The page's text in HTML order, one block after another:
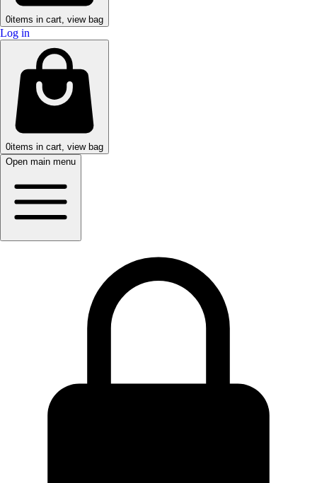
0items in cart, view bag
Log in
0items in cart, view bag
Open main menu